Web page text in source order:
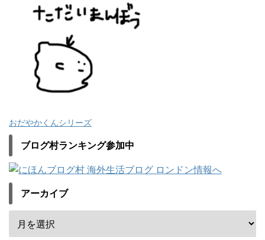
おだやかくんシリーズ
ブログ村ランキング参加中
アーカイブ